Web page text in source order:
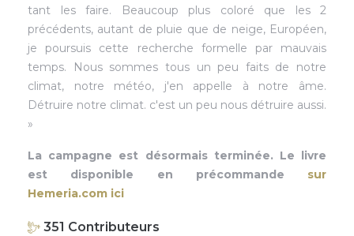
tant les faire. Beaucoup plus coloré que les 2
précédents, autant de pluie que de neige, Européen,
je poursuis cette recherche formelle par mauvais
temps. Nous sommes tous un peu faits de notre
climat, notre météo, j'en appelle à notre âme.
Détruire notre climat. c'est un peu nous détruire aussi.
»
La campagne est désormais terminée. Le livre
est disponible en précommande sur
Hemeria.com ici
351 Contributeurs